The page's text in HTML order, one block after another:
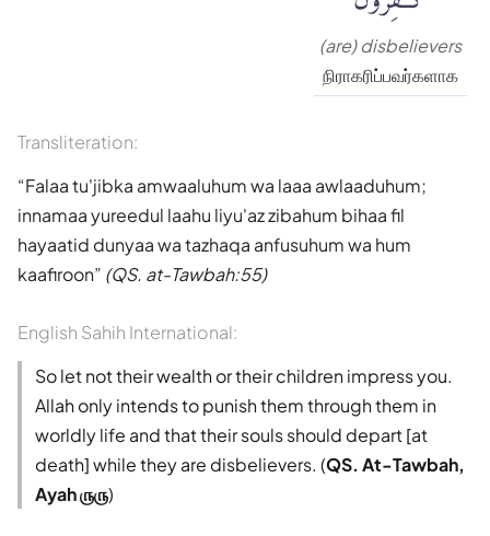
(are) disbelievers
நிராகரிப்பவர்களாக
Transliteration:
Falaa tu'jibka amwaaluhum wa laaa awlaaduhum;
innamaa yureedul laahu liyu'az zibahum bihaa fil
hayaatid dunyaa wa tazhaqa anfusuhum wa hum
kaafiroon (QS. at-Tawbah:55)
English Sahih International:
So let not their wealth or their children impress you.
Allah only intends to punish them through them in
worldly life and that their souls should depart [at
death] while they are disbelievers. (QS. At-Tawbah,
Ayah ௫௫)